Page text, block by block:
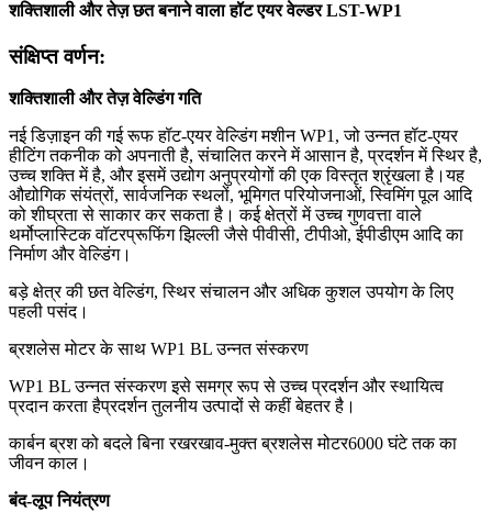
शक्तिशाली और तेज़ छत बनाने वाला हॉट एयर वेल्डर LST-WP1
संक्षिप्त वर्णन:
शक्तिशाली और तेज़ वेल्डिंग गति
नई डिज़ाइन की गई रूफ हॉट-एयर वेल्डिंग मशीन WP1, जो उन्नत हॉट-एयर
हीटिंग तकनीक को अपनाती है, संचालित करने में आसान है, प्रदर्शन में स्थिर है,
उच्च शक्ति में है, और इसमें उद्योग अनुप्रयोगों की एक विस्तृत श्रृंखला है।यह
औद्योगिक संयंत्रों, सार्वजनिक स्थलों, भूमिगत परियोजनाओं, स्विमिंग पूल आदि
को शीघ्रता से साकार कर सकता है। कई क्षेत्रों में उच्च गुणवत्ता वाले
थर्मोप्लास्टिक वॉटरप्रूफिंग झिल्ली जैसे पीवीसी, टीपीओ, ईपीडीएम आदि का
निर्माण और वेल्डिंग।
बड़े क्षेत्र की छत वेल्डिंग, स्थिर संचालन और अधिक कुशल उपयोग के लिए
पहली पसंद।
ब्रशलेस मोटर के साथ WP1 BL उन्नत संस्करण
WP1 BL उन्नत संस्करण इसे समग्र रूप से उच्च प्रदर्शन और स्थायित्व
प्रदान करता हैप्रदर्शन तुलनीय उत्पादों से कहीं बेहतर है।
कार्बन ब्रश को बदले बिना रखरखाव-मुक्त ब्रशलेस मोटर6000 घंटे तक का
जीवन काल।
बंद-लूप नियंत्रण